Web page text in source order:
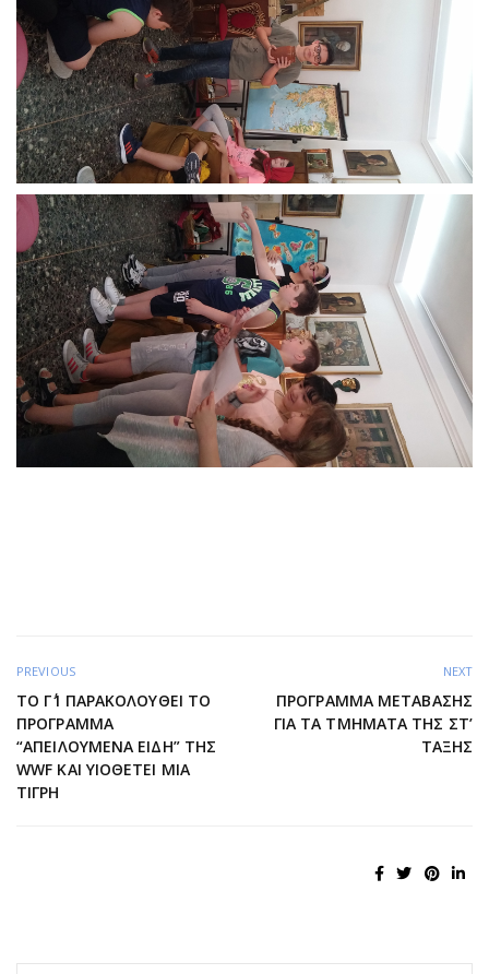
PREVIOUS
ΤΟ Γ΄1 ΠΑΡΑΚΟΛΟΥΘΕΙ ΤΟ
ΠΡΟΓΡΑΜΜΑ
“ΑΠΕΙΛΟΥΜΕΝΑ ΕΙΔΗ” ΤΗΣ
WWF ΚΑΙ ΥΙΟΘΕΤΕΙ ΜΙΑ
ΤΙΓΡΗ
NEXT
ΠΡΟΓΡΑΜΜΑ ΜΕΤΑΒΑΣΗΣ
ΓΙΑ ΤΑ ΤΜΗΜΑΤΑ ΤΗΣ ΣΤ’
ΤΑΞΗΣ